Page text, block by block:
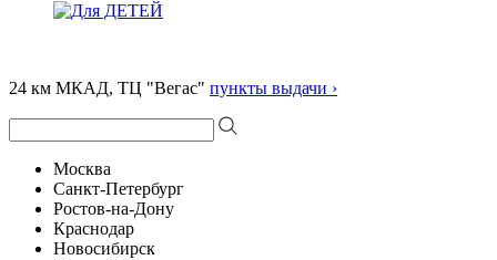
24 км МКАД, ТЦ "Вегас" пункты выдачи ›
Москва
Санкт-Петербург
Ростов-на-Дону
Краснодар
Новосибирск